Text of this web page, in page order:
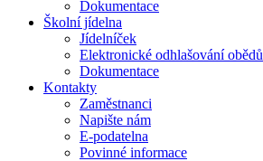
Dokumentace
Školní jídelna
Jídelníček
Elektronické odhlašování obědů
Dokumentace
Kontakty
Zaměstnanci
Napište nám
E-podatelna
Povinné informace